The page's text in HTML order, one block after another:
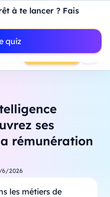
à te lancer ? Fais
quiz
votre premier
Août
18h00
Entreprises
Prendre RDV
ses
rémunération
6/2026
les métiers de